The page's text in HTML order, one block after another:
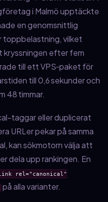
i Malmö upptäckte
en genomsnittlig
toppbelastning, vilket
efter fem
till ett VPS‑paket för
till 0,6 sekunder och
48 timmar.
taggar eller duplicerat
URLer pekar på samma
kan sökmotorn välja att
dela upp rankingen. En
rel="canonical"
på alla varianter.